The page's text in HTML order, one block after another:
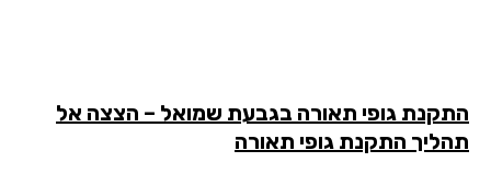
גופי תאורה בגבעת שמואל – הצצה אל
התקנת גופי תאורה